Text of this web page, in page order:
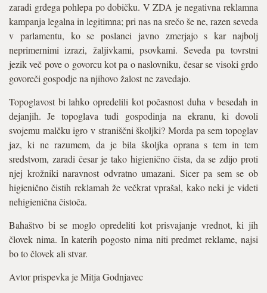
zaradi grdega pohlepa po dobičku. V ZDA je negativna reklamna
kampanja legalna in legitimna; pri nas na srečo še ne, razen seveda
v parlamentu, ko se poslanci javno zmerjajo s kar najbolj
neprimernimi izrazi, žaljivkami, psovkami. Seveda pa tovrstni
jezik več pove o govorcu kot pa o naslovniku, česar se visoki grdo
govoreči gospodje na njihovo žalost ne zavedajo.
Topoglavost bi lahko opredelili kot počasnost duha v besedah in
dejanjih. Je topoglava tudi gospodinja na ekranu, ki dovoli
svojemu malčku igro v straniščni školjki? Morda pa sem topoglav
jaz, ki ne razumem, da je bila školjka oprana s tem in tem
sredstvom, zaradi česar je tako higienično čista, da se zdijo proti
njej krožniki naravnost odvratno umazani. Sicer pa sem se ob
higienično čistih reklamah že večkrat vprašal, kako neki je videti
nehigienična čistoča.
Bahaštvo bi se moglo opredeliti kot prisvajanje vrednot, ki jih
človek nima. In katerih pogosto nima niti predmet reklame, najsi
bo to človek ali stvar.
Avtor prispevka je Mitja Godnjavec